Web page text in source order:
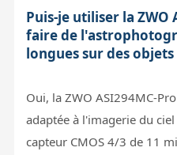
Puis-je utiliser la ZWO
faire de
longues sur des
Oui, la ZWO ASI294MC-
adaptée à l'imagerie du
capteur CMOS 4/3 de 11